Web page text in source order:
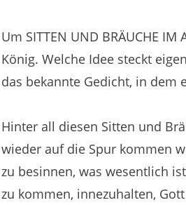
Um SITTEN UND BRÄUCHE
König. Welche Idee steckt
das bekannte Gedicht, in dem
Hinter all diesen Sitten und
wieder auf die Spur kommen
zu besinnen, was wesentlich
zu kommen, innezuhalten,